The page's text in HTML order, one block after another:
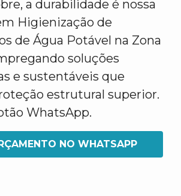
a durabilidade é nossa
Higienização de
de Água Potável na Zona
soluções
e sustentáveis que
estrutural superior.
WhatsApp.
NO WHATSAPP